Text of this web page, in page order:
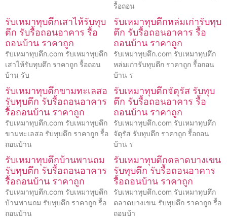
รื้อถอน
รับเหมาทุบตึกเสาไห้รับทุบ
ตึก รับรื้อถอนอาคาร รื้อ
ถอนบ้าน ราคาถูก
รับเหมาทุบตึก.com รับเหมาทุบตึก
เสาไห้รับทุบตึก ราคาถูก รื้อถอน
บ้าน รับ
รับเหมาทุบตึกหล่มเก่ารับทุบ
ตึก รับรื้อถอนอาคาร รื้อ
ถอนบ้าน ราคาถูก
รับเหมาทุบตึก.com รับเหมาทุบตึก
หล่มเก่ารับทุบตึก ราคาถูก รื้อถอน
บ้าน ร
รับเหมาทุบตึกขามทะเลสอ
รับทุบตึก รับรื้อถอนอาคาร
รื้อถอนบ้าน ราคาถูก
รับเหมาทุบตึก.com รับเหมาทุบตึก
ขามทะเลสอ รับทุบตึก ราคาถูก รื้อ
ถอนบ้าน
รับเหมาทุบตึกจัตุรัส รับทุบ
ตึก รับรื้อถอนอาคาร รื้อ
ถอนบ้าน ราคาถูก
รับเหมาทุบตึก.com รับเหมาทุบตึก
จัตุรัส รับทุบตึก ราคาถูก รื้อถอน
บ้าน ร
รับเหมาทุบตึกบ้านพานถม
รับทุบตึก รับรื้อถอนอาคาร
รื้อถอนบ้าน ราคาถูก
รับเหมาทุบตึก.com รับเหมาทุบตึก
บ้านพานถม รับทุบตึก ราคาถูก รื้อ
ถอนบ้าน
รับเหมาทุบตึกตลาดบางเขน
รับทุบตึก รับรื้อถอนอาคาร
รื้อถอนบ้าน ราคาถูก
รับเหมาทุบตึก.com รับเหมาทุบตึก
ตลาดบางเขน รับทุบตึก ราคาถูก รื้อ
ถอนบ้า